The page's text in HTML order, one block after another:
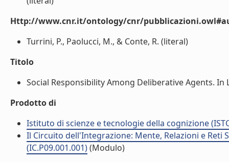
Http://www.cnr.it/ontology/cnr/
Turrini, P., Paolucci, M., & Conte, R. (literal)
Titolo
Social Responsibility Among Deliberative Agents. In
Prodotto di
Istituto di scienze e tecnologie della cognizione
Il Circuito dell'Integrazione: Mente, Relazioni e Reti
(IC.P09.001.001)(Modulo)